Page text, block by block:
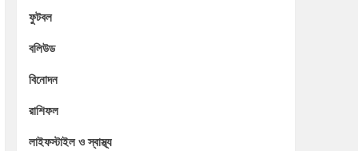
ফুটবল
বলিউড
বিনোদন
রাশিফল
লাইফস্টাইল ও স্বাস্থ্য